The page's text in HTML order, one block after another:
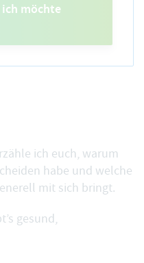
möchte
ich euch, warum
habe und welche
mit sich bringt.
gesund,